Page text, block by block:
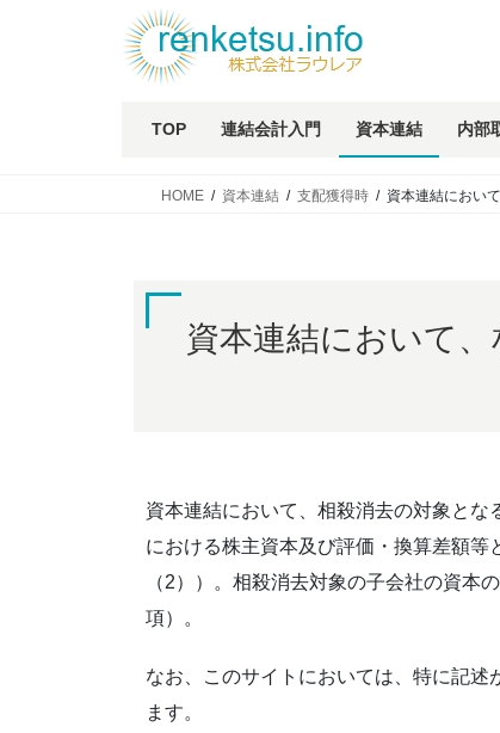
TOP 連結会計入門 資本連結 内部
HOME 資本連結 支配獲得時 資本連結におい
資本連結において
資本連結において、相殺消去の対象と
における株主資本及び評価・換算差額
（2））。相殺消去対象の子会社の資本
項）。
なお、このサイトにおいては、特に記述
ます。